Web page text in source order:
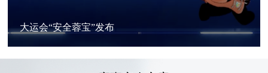
大运会“安全蓉宝”发布